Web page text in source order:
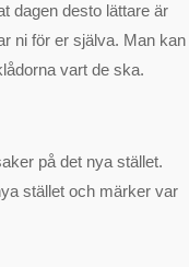
dagen desto lättare är
ni för er själva. Man kan
vart de ska.
på det nya stället.
stället och märker var